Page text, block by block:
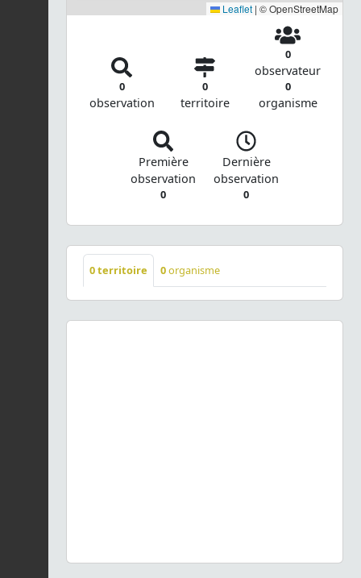
Leaflet | © OpenStreetMap
0
observation
0
territoire
0
observateur
0
organisme
Première
observation
0
Dernière
observation
0
0territoire 0organisme